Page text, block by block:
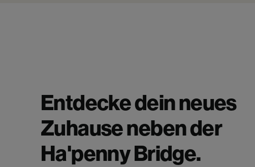
Entdecke dein neues
Zuhause neben der
Ha'penny Bridge.